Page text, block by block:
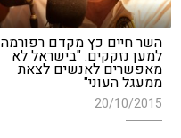
השר חיים כץ מקדם רפורמה
למען נזקקים: "בישראל לא
מאפשרים לאנשים לצאת
ממעגל העוני"
20/10/2015